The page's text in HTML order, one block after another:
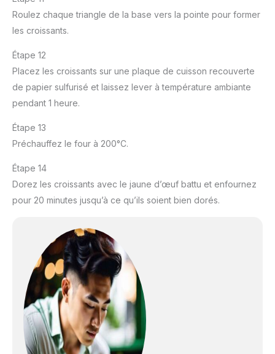
Roulez chaque triangle de la base vers la pointe pour former
les croissants.
Étape 12
Placez les croissants sur une plaque de cuisson recouverte
de papier sulfurisé et laissez lever à température ambiante
pendant 1 heure.
Étape 13
Préchauffez le four à 200°C.
Étape 14
Dorez les croissants avec le jaune d’œuf battu et enfournez
pour 20 minutes jusqu’à ce qu’ils soient bien dorés.